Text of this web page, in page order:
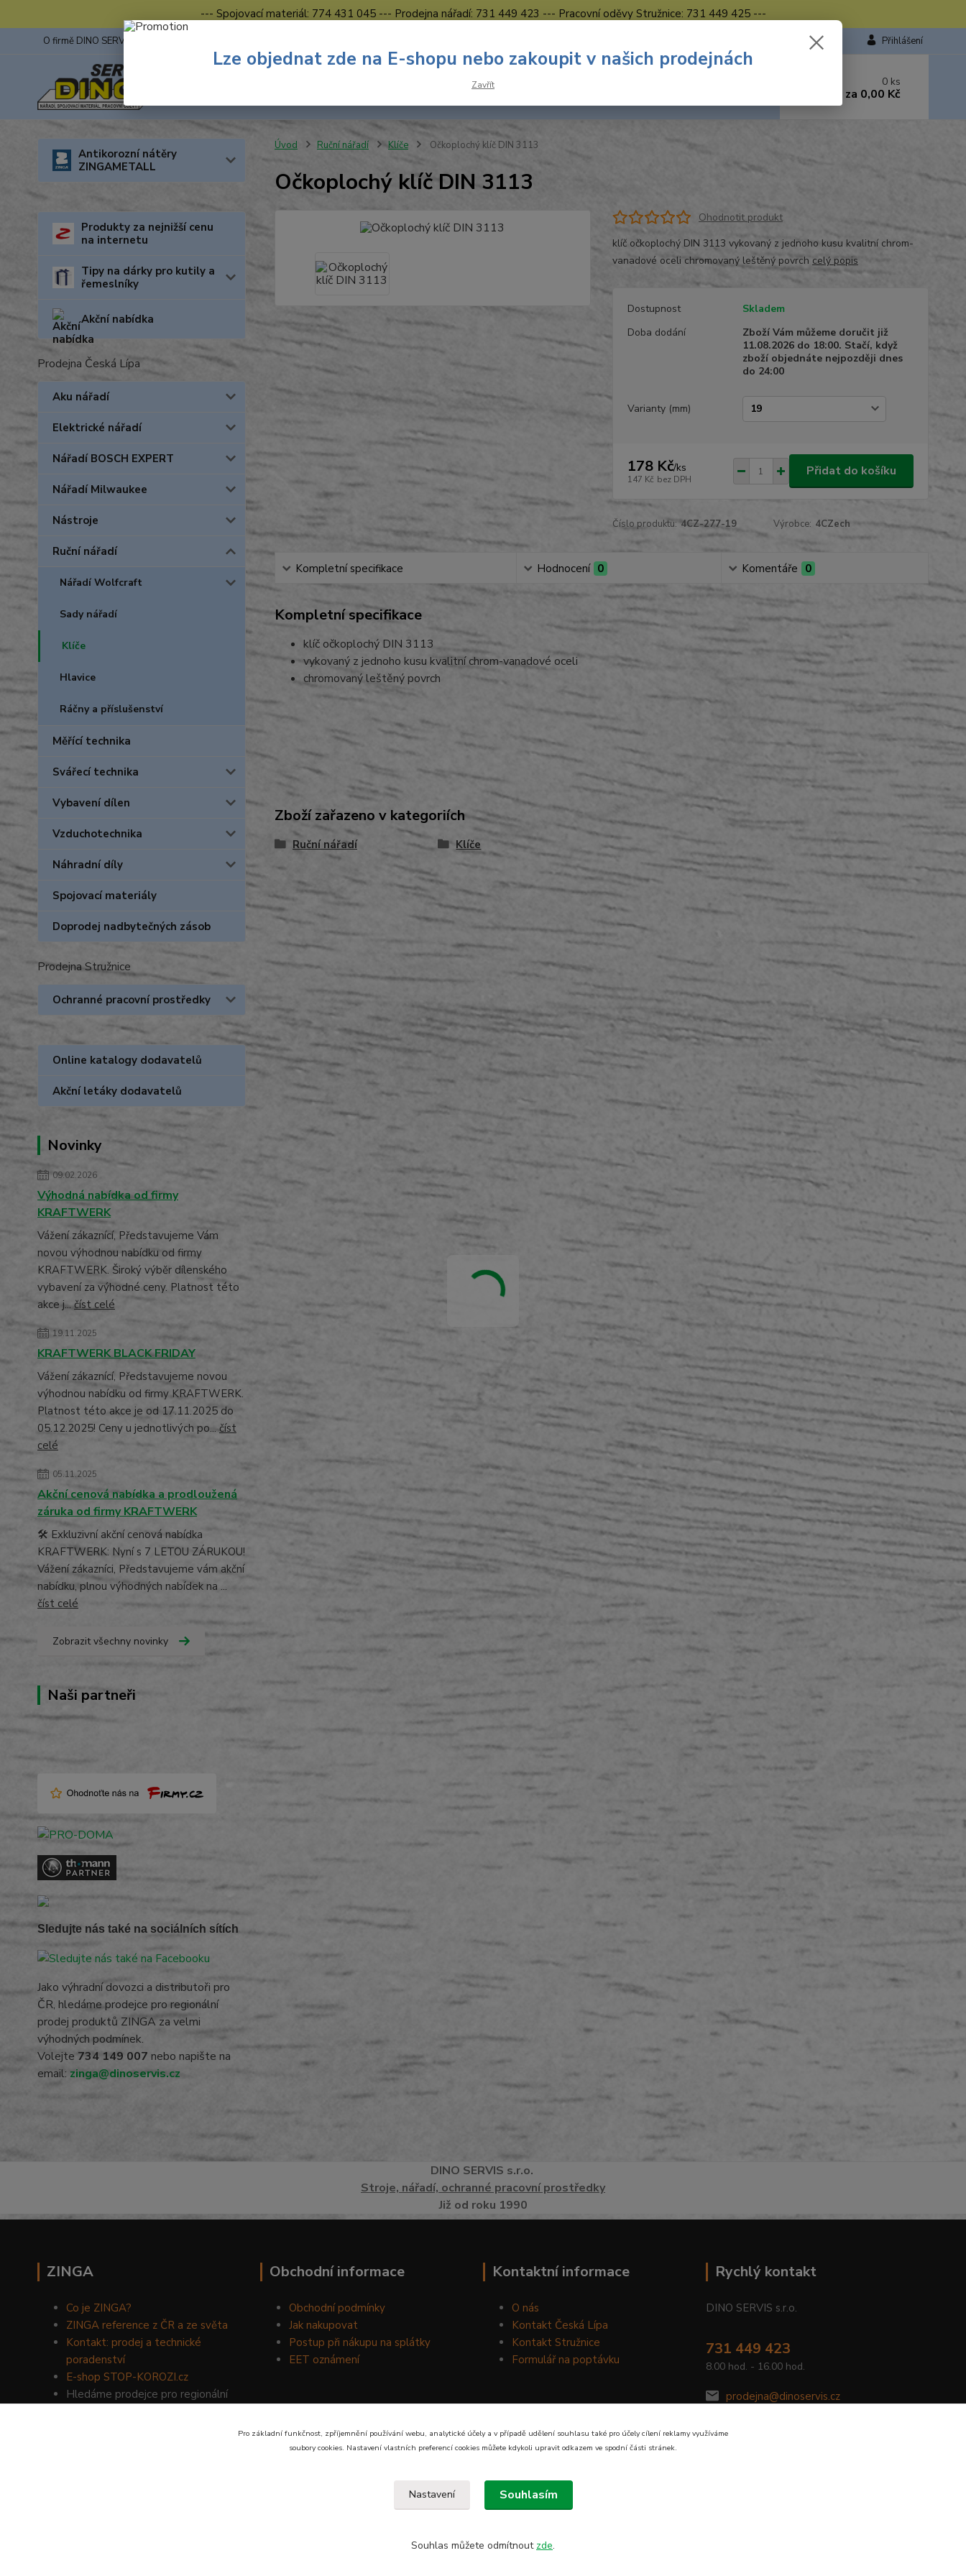
--- Spojovací materiál: 774 431 045 --- Prodejna nářadí: 731 449 423 --- Pracovní oděvy Stružnice: 731 449 425 ---
O firmě DINO SERVIS s.r.o. Přihlášení
Hledat
Nevíte si rady? Zavolejte.
0 ks
za 0,00 Kč
Antikorozní nátěry
ZINGAMETALL
Produkty za nejnižší cenu
na internetu
Tipy na dárky pro kutily a
řemeslníky
Akční nabídka
Prodejna Česká Lípa
Aku nářadí
Elektrické nářadí
Nářadí BOSCH EXPERT
Nářadí Milwaukee
Nástroje
Ruční nářadí
Nářadí Wolfcraft
Sady nářadí
Klíče
Hlavice
Ráčny a příslušenství
Měřící technika
Svářecí technika
Vybavení dílen
Vzduchotechnika
Náhradní díly
Spojovací materiály
Doprodej nadbytečných zásob
Prodejna Stružnice
Ochranné pracovní prostředky
Online katalogy dodavatelů
Akční letáky dodavatelů
Novinky
09.02.2026
Výhodná nabídka od firmy
KRAFTWERK
Vážení zákaznící, Představujeme Vám
novou výhodnou nabídku od firmy
KRAFTWERK. Široký výběr dílenského
vybavení za výhodné ceny. Platnost této
akce j...číst celé
19.11.2025
KRAFTWERK BLACK FRIDAY
Vážení zákaznící, Představujeme novou
výhodnou nabídku od firmy KRAFTWERK.
Platnost této akce je od 17.11.2025 do
05.12.2025! Ceny u jednotlivých po...číst
celé
05.11.2025
Akční cenová nabídka a prodloužená
záruka od firmy KRAFTWERK
🛠️ Exkluzivní akční cenová nabídka
KRAFTWERK: Nyní s 7 LETOU ZÁRUKOU!
Vážení zákazníci, Představujeme vám akční
nabídku, plnou výhodných nabídek na ...
číst celé
Zobrazit všechny novinky
Naši partneři
Sledujte nás také na sociálních sítích
Jako výhradní dovozci a distributoři pro
ČR, hledáme prodejce pro regionální
prodej produktů ZINGA za velmi
výhodných podmínek.
Volejte 734 149 007 nebo napište na
email: zinga@dinoservis.cz
Úvod Ruční nářadí Klíče Očkoplochý klíč DIN 3113
Očkoplochý klíč DIN 3113
Ohodnotit produkt
klíč očkoplochý DIN 3113 vykovaný z jednoho kusu kvalitní chrom-
vanadové oceli chromovaný leštěný povrch celý popis
Dostupnost
Skladem
Doba dodání
Zboží Vám můžeme doručit již
11.08.2026 do 18:00. Stačí, když
zboží objednáte nejpozději dnes
do 24:00
Varianty (mm)
178 Kč/ks
147 Kč bez DPH
Přidat do košíku
Číslo produktu: 4CZ-277-19 Výrobce: 4CZech
Kompletní specifikace Hodnocení 0 Komentáře 0
Kompletní specifikace
klíč očkoplochý DIN 3113
vykovaný z jednoho kusu kvalitní chrom-vanadové oceli
chromovaný leštěný povrch
Zboží zařazeno v kategoriích
Ruční nářadí Klíče
DINO SERVIS s.r.o.
Stroje, nářadí, ochranné pracovní prostředky
Již od roku 1990
ZINGA
Co je ZINGA?
ZINGA reference z ČR a ze světa
Kontakt: prodej a technické
poradenství
E-shop STOP-KOROZI.cz
Hledáme prodejce pro regionální
Obchodní informace
Obchodní podmínky
Jak nakupovat
Postup při nákupu na splátky
EET oznámení
Kontaktní informace
O nás
Kontakt Česká Lípa
Kontakt Stružnice
Formulář na poptávku
Rychlý kontakt
DINO SERVIS s.r.o.
731 449 423
8.00 hod. - 16.00 hod.
prodejna@dinoservis.cz
Lze objednat zde na E-shopu nebo zakoupit v našich prodejnách
Zavřít
Pro základní funkčnost, zpříjemnění používání webu, analytické účely a v případě udělení souhlasu také pro účely cílení reklamy využíváme
soubory cookies. Nastavení vlastních preferencí cookies můžete kdykoli upravit odkazem ve spodní části stránek.
Nastavení Souhlasím
Souhlas můžete odmítnout zde.